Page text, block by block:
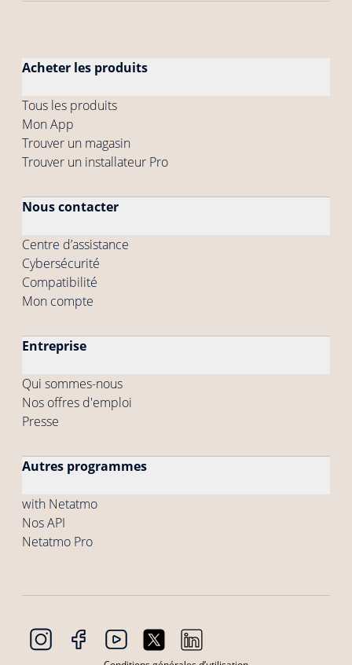
Acheter les produits
Tous les produits
Mon App
Trouver un magasin
Trouver un installateur Pro
Nous contacter
Centre d’assistance
Cybersécurité
Compatibilité
Mon compte
Entreprise
Qui sommes-nous
Nos offres d'emploi
Presse
Autres programmes
with Netatmo
Nos API
Netatmo Pro